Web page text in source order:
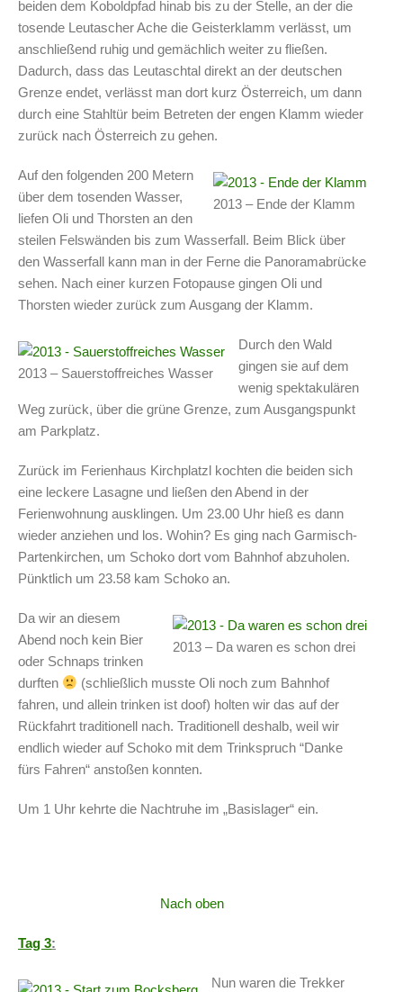
beiden dem Koboldpfad hinab bis zu der Stelle, an der die
tosende Leutascher Ache die Geisterklamm verlässt, um
anschließend ruhig und gemächlich weiter zu fließen.
Dadurch, dass das Leutaschtal direkt an der deutschen
Grenze endet, verlässt man dort kurz Österreich, um dann
durch eine Stahltür beim Betreten der engen Klamm wieder
zurück nach Österreich zu gehen.
2013 – Ende der Klamm
Auf den folgenden 200 Metern
über dem tosenden Wasser,
liefen Oli und Thorsten an den
steilen Felswänden bis zum Wasserfall. Beim Blick über
den Wasserfall kann man in der Ferne die Panoramabrücke
sehen. Nach einer kurzen Fotopause gingen Oli und
Thorsten wieder zurück zum Ausgang der Klamm.
2013 – Sauerstoffreiches Wasser
Durch den Wald
gingen sie auf dem
wenig spektakulären
Weg zurück, über die grüne Grenze, zum Ausgangspunkt
am Parkplatz.
Zurück im Ferienhaus Kirchplatzl kochten die beiden sich
eine leckere Lasagne und ließen den Abend in der
Ferienwohnung ausklingen. Um 23.00 Uhr hieß es dann
wieder anziehen und los. Wohin? Es ging nach Garmisch-
Partenkirchen, um Schoko dort vom Bahnhof abzuholen.
Pünktlich um 23.58 kam Schoko an.
2013 – Da waren es schon drei
Da wir an diesem
Abend noch kein Bier
oder Schnaps trinken
durften
(schließlich musste Oli noch zum Bahnhof
fahren, und allein trinken ist doof) holten wir das auf der
Rückfahrt traditionell nach. Traditionell deshalb, weil wir
endlich wieder auf Schoko mit dem Trinkspruch “Danke
fürs Fahren“ anstoßen konnten.
Um 1 Uhr kehrte die Nachtruhe im „Basislager“ ein.
Nach oben
Tag 3:
Nun waren die Trekker